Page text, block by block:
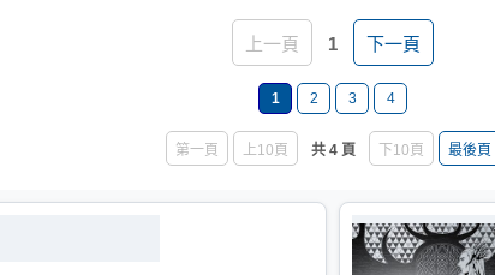
上一頁 1 下一頁
1 2 3 4
第一頁 上10頁 共 4 頁 下10頁 最後頁